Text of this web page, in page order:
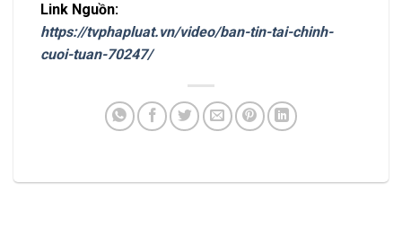
Link Nguồn:
https://tvphapluat.vn/video/ban-tin-tai-chinh-
cuoi-tuan-70247/